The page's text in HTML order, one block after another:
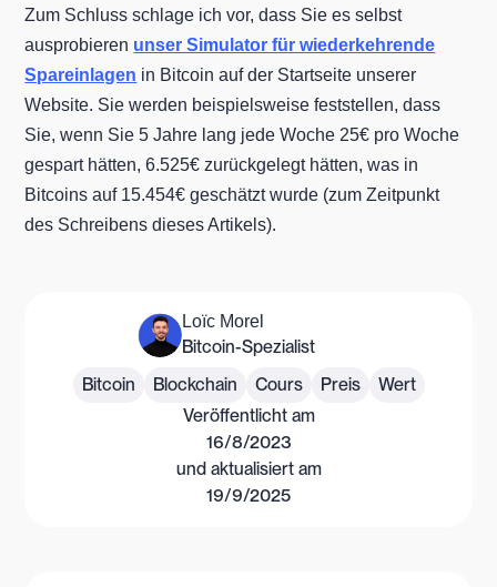
Zum Schluss schlage ich vor, dass Sie es selbst
ausprobieren unser Simulator für wiederkehrende
Spareinlagen in Bitcoin auf der Startseite unserer
Website. Sie werden beispielsweise feststellen, dass
Sie, wenn Sie 5 Jahre lang jede Woche 25€ pro Woche
gespart hätten, 6.525€ zurückgelegt hätten, was in
Bitcoins auf 15.454€ geschätzt wurde (zum Zeitpunkt
des Schreibens dieses Artikels).
Loïc Morel
Bitcoin-Spezialist
Bitcoin
Blockchain Cours Preis
Wert
Veröffentlicht am
16/8/2023
und aktualisiert am
19/9/2025